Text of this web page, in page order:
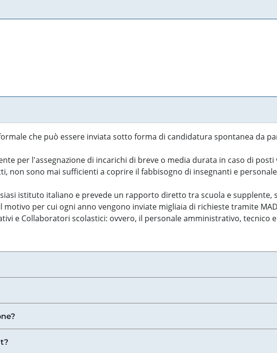
che può essere inviata sotto forma di candidatura spontanea da
per l'assegnazione di incarichi di breve o media durata in caso di posti
non sono mai sufficienti a coprire il fabbisogno di insegnanti e personale
istituto italiano e prevede un rapporto diretto tra scuola e supplente,
per cui ogni anno vengono inviate migliaia di richieste tramite
e Collaboratori scolastici: ovvero, il personale amministrativo, tecnico